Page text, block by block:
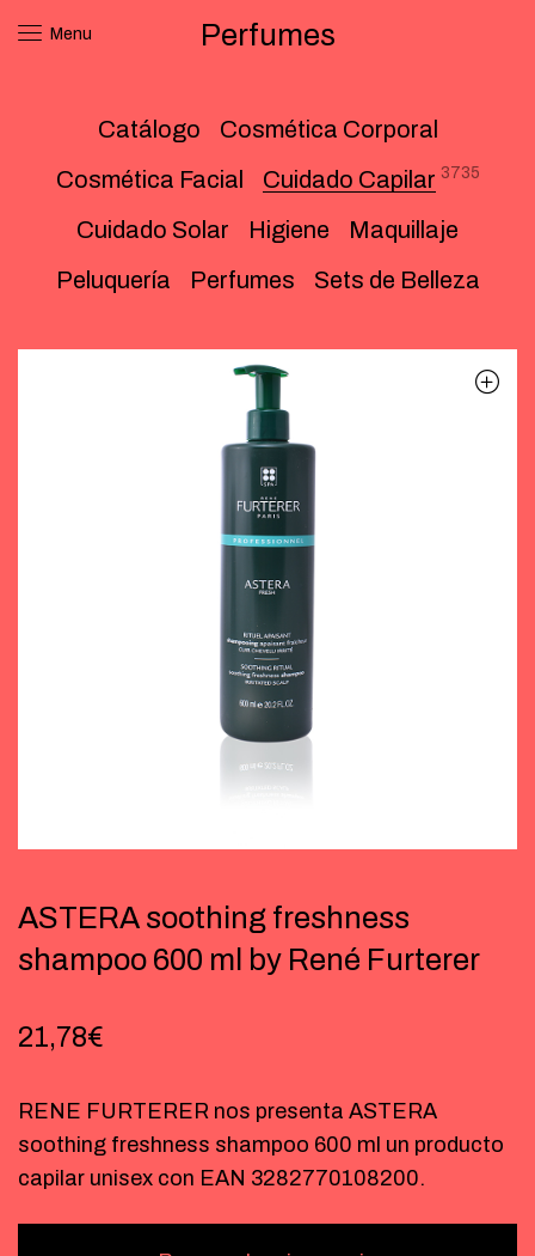
Menu Perfumes
Catálogo
Cosmética Corporal
Cosmética Facial
Cuidado Capilar 3735
Cuidado Solar Higiene
Maquillaje
Peluquería
Perfumes Sets de Belleza
ASTERA soothing freshness
shampoo 600 ml by René Furterer
21,78€
RENE FURTERER nos presenta ASTERA
soothing freshness shampoo 600 ml un producto
capilar unisex con EAN 3282770108200.